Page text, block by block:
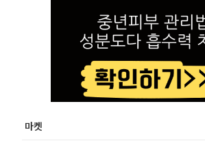
마켓